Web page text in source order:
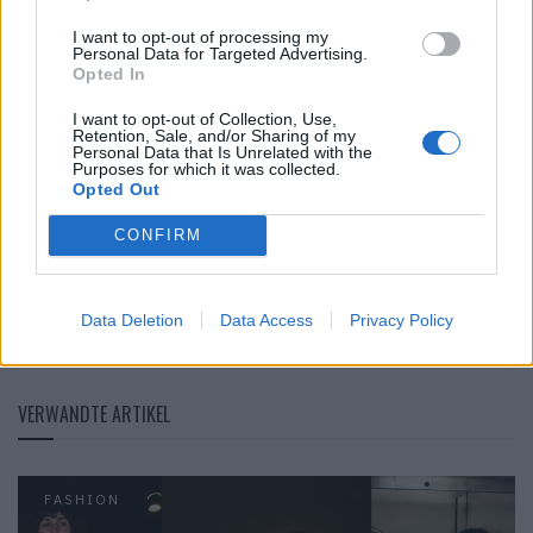
I want to opt-out of processing my
Personal Data for Targeted Advertising.
Opted In
I want to opt-out of Collection, Use,
Retention, Sale, and/or Sharing of my
Personal Data that Is Unrelated with the
Purposes for which it was collected.
Opted Out
CONFIRM
Data Deletion Data Access Privacy Policy
Person diese kaum noch tragen könnte, sollte man diese
gleich zu Hause in den Abfall werfen. Denn so wird si e
Umwelt. Noch besser wäre es aber, solche Fummel gar
nicht erst zu kaufen.
Schluss mit Synthetik-Fetzen,
von Zürichs nachhaltigen Kleiderläden.
VERWANDTE ARTIKEL
FASHION